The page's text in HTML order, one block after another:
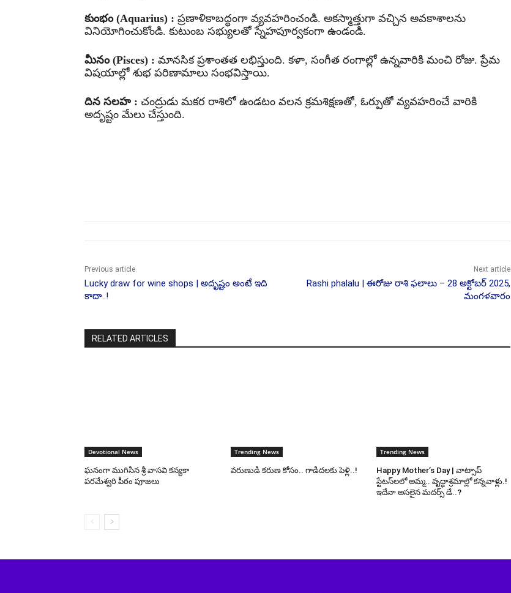
కుంభం (Aquarius) : ప్రణాళికాబద్ధంగా వ్యవహరించండి. అకస్మాత్తుగా వచ్చిన అవకాశాలను
వినియోగించుకోండి. కుటుంబ సభ్యులతో స్నేహపూర్వకంగా ఉండండి.
మీనం (Pisces) : మానసిక ప్రశాంతత లభిస్తుంది. కళా, సంగీత రంగాల్లో ఉన్నవారికి మంచి రోజు. ప్రేమ
విషయాల్లో శుభ పరిణామాలు సంభవిస్తాయి.
దిన సలహ : చంద్రుడు మకర రాశిలో ఉండటం వలన క్రమశిక్షణతో, ఓర్పుతో వ్యవహరించే వారికి
అదృష్టం మేలు చేస్తుంది.
Previous article
Lucky draw for wine shops | అదృష్టం అంటే ఇది
కాదా..!
Next article
Rashi phalalu | ఈరోజు రాశి ఫలాలు – 28 అక్టోబర్ 2025,
మంగళవారం
RELATED ARTICLES
Devotional News
ఘనంగా ముగిసిన శ్రీ వాసవి కన్యకా
పరమేశ్వరి పీఠం పూజలు
Trending News
వరుణుడి కరుణ కోసం.. గాడిదలకు పెళ్లి..!
Trending News
Happy Mother’s Day | వాట్సాప్
స్టేటస్‌లలో అమ్మ.. వృద్ధాశ్రమాల్లో కన్నవాళ్లు.!
ఇదేనా అసలైన మదర్స్ డే..?